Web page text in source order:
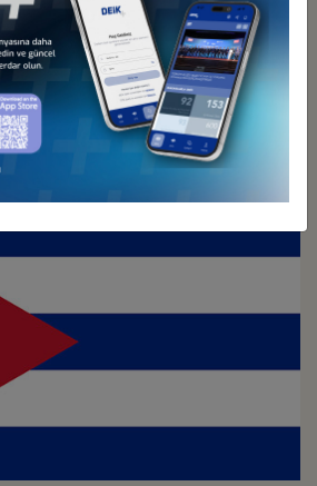
Türkiye - Kolombiya
İş Konseyi